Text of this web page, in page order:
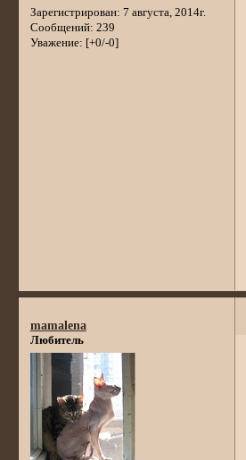
Зарегистрирован: 7 августа, 2014г.
Сообщений: 239
Уважение: [+0/-0]
mamalena
Любитель